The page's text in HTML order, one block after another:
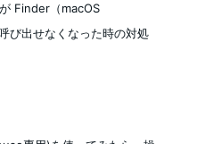
Finder（macOS
び出せなくなった時の対処